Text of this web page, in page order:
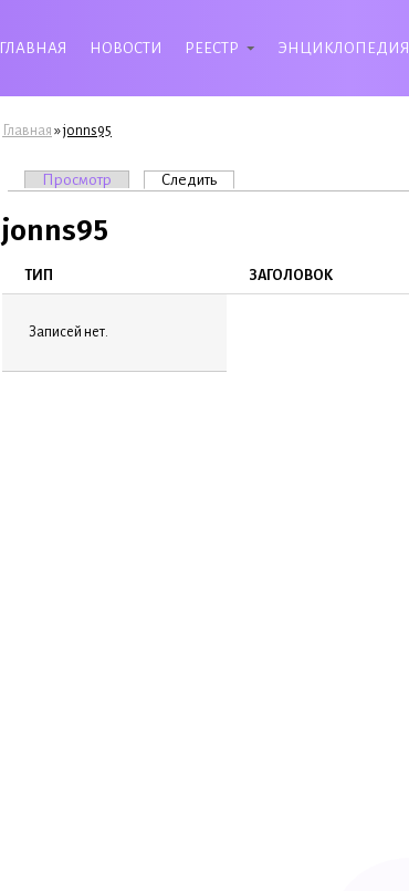
ГЛАВНАЯ НОВОСТИ РЕЕСТР ЭНЦИКЛОПЕДИЯ
Вы здесь
Главная »jonns95
Главные вкладки
Просмотр Следить(активная вкладка)
jonns95
ТИП ЗАГОЛОВОК
Записей нет.